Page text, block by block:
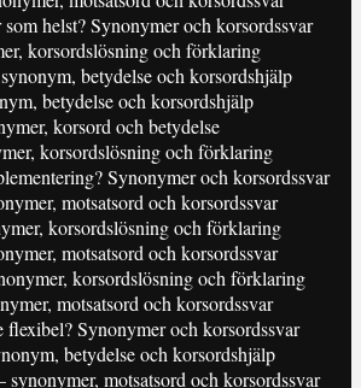
helst? Synonymer och korsordssvar
korsordslösning och förklaring
betydelse och korsordshjälp
betydelse och korsordshjälp
korsord och betydelse
korsordslösning och förklaring
Synonymer och korsordssvar
motsatsord och korsordssvar
korsordslösning och förklaring
motsatsord och korsordssvar
korsordslösning och förklaring
motsatsord och korsordssvar
flexibel? Synonymer och korsordssvar
betydelse och korsordshjälp
synonymer, motsatsord och korsordssvar